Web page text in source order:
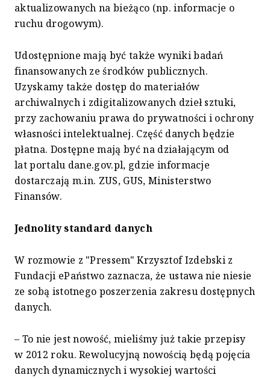
aktualizowanych na bieżąco (np. informacje o
ruchu drogowym).
Udostępnione mają być także wyniki badań
finansowanych ze środków publicznych.
Uzyskamy także dostęp do materiałów
archiwalnych i zdigitalizowanych dzieł sztuki,
przy zachowaniu prawa do prywatności i ochrony
własności intelektualnej. Część danych będzie
płatna. Dostępne mają być na działającym od
lat portalu dane.gov.pl, gdzie informacje
dostarczają m.in. ZUS, GUS, Ministerstwo
Finansów.
Jednolity standard danych
W rozmowie z "Pressem" Krzysztof Izdebski z
Fundacji ePaństwo zaznacza, że ustawa nie niesie
ze sobą istotnego poszerzenia zakresu dostępnych
danych.
– To nie jest nowość, mieliśmy już takie przepisy
w 2012 roku. Rewolucyjną nowością będą pojęcia
danych dynamicznych i wysokiej wartości